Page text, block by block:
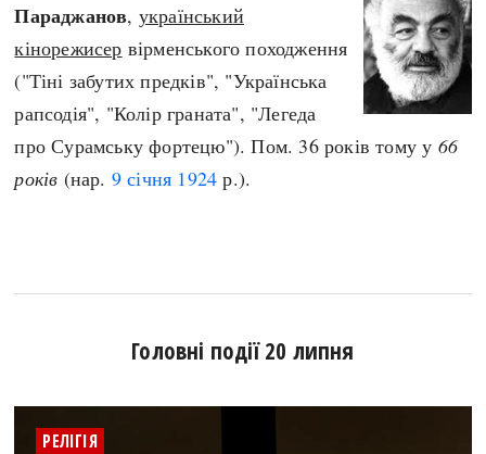
Параджанов, український
кінорежисер вірменського походження
("Тіні забутих предків", "Українська
рапсодія", "Колір граната", "Легеда
про Сурамську фортецю"). Пом. 36 років тому у 66
років (нар. 9 січня 1924 р.).
Головні події 20 липня
РЕЛІГІЯ